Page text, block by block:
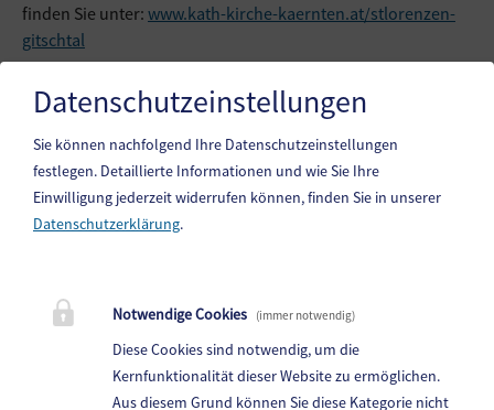
finden Sie unter: www.kath-kirche-kaernten.at/stlorenzen-
gitschtal
Geschichte
Telefon:
+43(0)4286/212
Fax: +43(0)4286/212-22
Datenschutzeinstellungen
Sie können nachfolgend Ihre Datenschutzeinstellungen
festlegen. Detaillierte Informationen und wie Sie Ihre
Einwilligung jederzeit widerrufen können, finden Sie in unserer
Datenschutzerklärung.
Notwendige Cookies (immer notwendig)
Diese Cookies sind notwendig, um die
Kernfunktionalität dieser Website zu ermöglichen.
Aus diesem Grund können Sie diese Kategorie nicht